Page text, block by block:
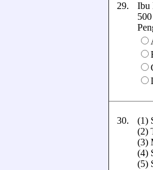
29.
Ibu
30.
(1)
(2)
(3)
(4)
(5)